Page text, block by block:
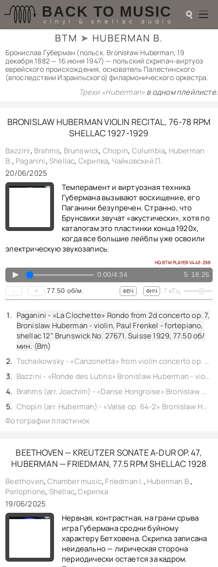
BACK TO MUSIC
vinyl & shellac audio ☌
♬
АКУСТИКА
HI-FI PLAYERS
TESTS
ПЕРСОНАЛИИ
LOL
КОНТАКТЫ
BACK TO PHOTO
BTM ➤ HUBERMAN B.
Бронислав Гу́берман (польск. Bronisław Huberman; 19
декабря 1882 — 16 июня 1947) — польский скрипач-виртуоз
еврейского происхождения, основатель Палестинского
(впоследствии Израильского) филармонического оркестра.
Треки «Huberman»в одном плейлисте.
BRONISLAW HUBERMAN VIOLIN RECITAL, 76-78 RPM
SHELLAC 1927-1929
Bazzini, Brahms, Brunswick, Chopin, Columbia, Huberman
B., Paganini,Shellac, Скрипка, Чайковский П.
20/06/2025
Темперамент и виртуозная техника
Губермана вызывают восхищение, его
Паганини безупречен. Странно, что
Брунсвики звучат «акустически», хотя по
каталогам это пластинки конца 1920х,
когда все большие лейблы уже освоили
электрическую звукозапись.
HQ BTM PLAYER V4.43-298
▲ 0:00/4:34 5 18:26
- + 77.50 об/м. ФВЧ ФНЧ 7 кГц
Paganini - «La Clochette» Rondo from 2d concerto op. 7,
Bronislaw Huberman - violin, Paul Frenkel - fortepiano,
shellac 12" Brunswick No. 27671. Suisse 1929, 77.50об/
мин. (Bm)
Tschaikowsky - «Canzonetta» from violin concerto op. 35, Bronislaw Huberman - violin, Paul Frenkel - fortepiano, shellac 12" Brunswick No. 27670. Suisse 1929,
Bazzini - «Ronde des Lutins» Bronislaw Huberman - violin, Paul Frenkel - fortepiano, shellac 10" Brunswick No. 7567. Germany 1928,
Brahms (arr. Joachim) - «Danse Hongroise» Bronislaw Huberman - violin, Siegfried Schultze - fortepiano, shellac 10" Columbia No. 3621. England 1927,
Chopin (arr. Huberman) - «Valse op. 64-2» Bronislaw Huberman - violin, Siegfried Schultze - fortepiano, shellac 10" Columbia No. 3622. England 1927,
Фотографии пластинок
BEETHOVEN — KREUTZER SONATE A-DUR OP. 47,
HUBERMAN — FRIEDMAN, 77.5 RPM SHELLAC 1928
Beethoven,Chamber music, Friedman I., Huberman B.,
Parlophone, Shellac,Скрипка
19/06/2025
Нервная, контрастная, на грани срыва
игра Губермана сродни буйному
характеру Бетховена. Скрипка записана
неидеально — лирическая сторона
периодически остается за кадром.